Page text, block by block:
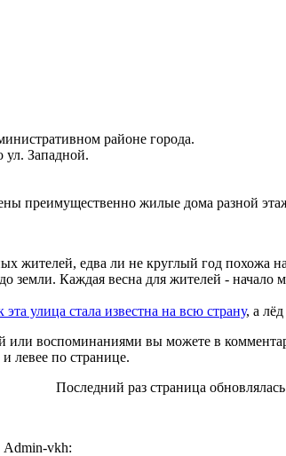
районе города.
ул. Западной.
преимущественно жилые дома разной
жителей, едва ли не круглый год похожа
земли. Каждая весна для жителей -
улица стала известна на всю страну, а
или воспоминаниями вы можете в
левее по странице.
Последний раз страница
Admin-vkh: